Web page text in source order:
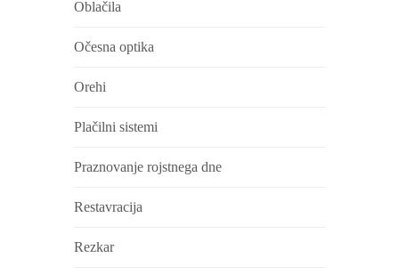
Oblačila
Očesna optika
Orehi
Plačilni sistemi
Praznovanje rojstnega dne
Restavracija
Rezkar